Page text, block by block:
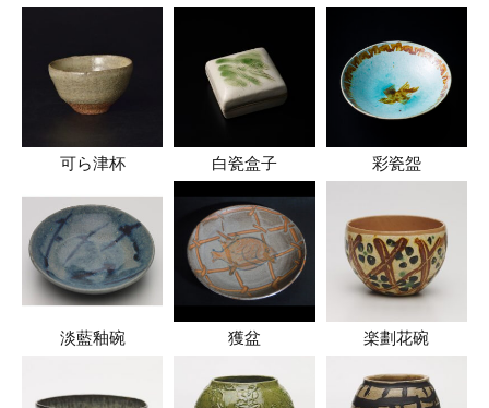
可ら津杯 白瓷盒子 彩瓷盌
淡藍釉碗 獲盆 楽劃花碗